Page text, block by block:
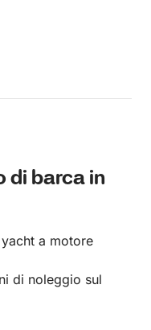
di barca in
a motore
di noleggio sul